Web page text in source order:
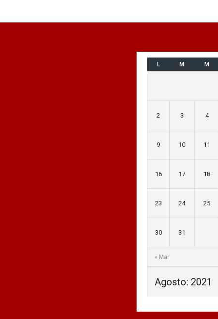
Agosto: 2021
L M M
« Mar
2 3 4
9 10 11
16 17 18
23 24 25
30 31